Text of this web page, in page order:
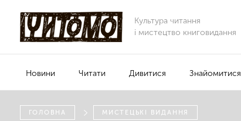
Культура читання
і мистецтво книговидання
Новини Читати Дивитися Знайомитися
ГОЛОВНА МИСТЕЦЬКІ ВИДАННЯ